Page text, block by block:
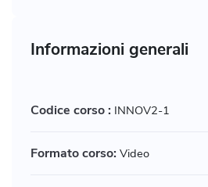
Informazioni generali
Codice corso : INNOV2-1
Formato corso: Video